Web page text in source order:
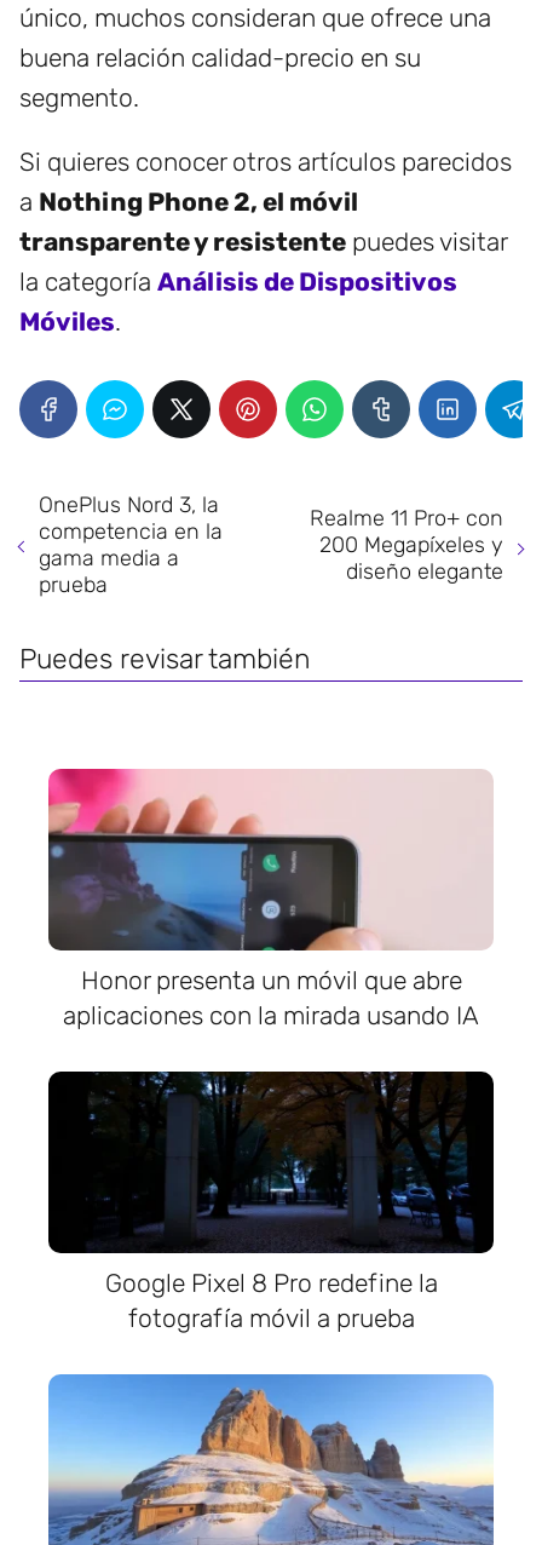
único, muchos consideran que ofrece una
buena relación calidad-precio en su
segmento.
Si quieres conocer otros artículos parecidos
a Nothing Phone 2, el móvil
transparente y resistente puedes visitar
la categoría Análisis de Dispositivos
Móviles.
OnePlus Nord 3, la
competencia en la
gama media a
prueba
Realme 11 Pro+ con
200 Megapíxeles y
diseño elegante
Puedes revisar también
Honor presenta un móvil que abre
aplicaciones con la mirada usando IA
Google Pixel 8 Pro redefine la
fotografía móvil a prueba